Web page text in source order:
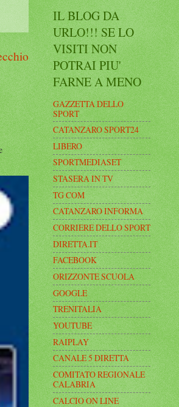
IL BLOG DA
URLO!!! SE LO
VISITI NON
POTRAI PIU'
FARNE A MENO
GAZZETTA DELLO
SPORT
CATANZARO SPORT24
LIBERO
SPORTMEDIASET
STASERA IN TV
TG COM
CATANZARO INFORMA
CORRIERE DELLO SPORT
DIRETTA.IT
FACEBOOK
ORIZZONTE SCUOLA
GOOGLE
TRENITALIA
YOUTUBE
RAIPLAY
CANALE 5 DIRETTA
COMITATO REGIONALE
CALABRIA
CALCIO ON LINE